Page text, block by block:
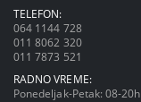
TELEFON:
064 1144 728
011 8062 320
011 7873 521
RADNO VREME:
Ponedeljak-Petak: 08-